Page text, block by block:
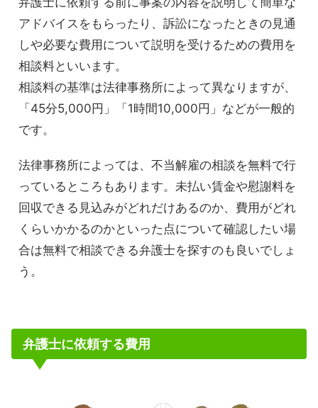
アドバイスをもらったり、訴訟になったときの見通
しや必要な費用について説明を受けるための費用を
相談料といいます。
相談料の基準は法律事務所によって異なりますが、
「45分5,000円」「1時間10,000円」などが一般的
です。
法律事務所によっては、不当解雇の相談を無料で行
っているところもあります。未払い賃金や慰謝料を
回収できる見込みがどれだけあるのか、費用がどれ
くらいかかるのかといった点について確認したい場
合は無料で相談できる弁護士を探すのも良いでしょ
う。
弁護士に依頼する費用